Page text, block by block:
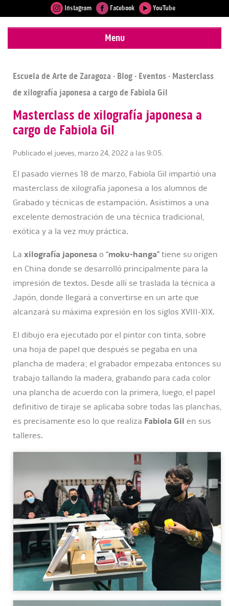
Instagram Facebook YouTube
Menu
Escuela de Arte de Zaragoza · Blog · Eventos · Masterclass
de xilografía japonesa a cargo de Fabiola Gil
Masterclass de xilografía japonesa a
cargo de Fabiola Gil
Publicado el jueves, marzo 24, 2022 a las 9:05.
El pasado viernes 18 de marzo, Fabiola Gil impartió una
masterclass de xilografía japonesa a los alumnos de
Grabado y técnicas de estampación. Asistimos a una
excelente demostración de una técnica tradicional,
exótica y a la vez muy práctica.
La xilografía japonesa o “moku-hanga” tiene su origen
en China donde se desarrolló principalmente para la
impresión de textos. Desde allí se traslada la técnica a
Japón, donde llegará a convertirse en un arte que
alcanzará su máxima expresión en los siglos XVIII-XIX.
El dibujo era ejecutado por el pintor con tinta, sobre
una hoja de papel que después se pegaba en una
plancha de madera; el grabador empezaba entonces su
trabajo tallando la madera, grabando para cada color
una plancha de acuerdo con la primera, luego, el papel
definitivo de tiraje se aplicaba sobre todas las planchas,
es precisamente eso lo que realiza Fabiola Gil en sus
talleres.